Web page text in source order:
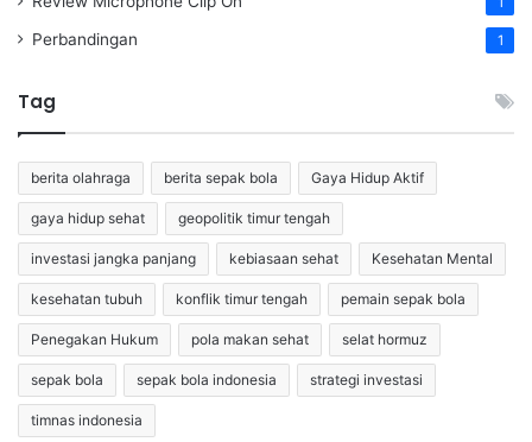
Perbandingan 1
Tag
berita olahraga berita sepak bola Gaya Hidup Aktif
gaya hidup sehat geopolitik timur tengah
investasi jangka panjang kebiasaan sehat Kesehatan Mental
kesehatan tubuh konflik timur tengah pemain sepak bola
Penegakan Hukum pola makan sehat selat hormuz
sepak bola sepak bola indonesia strategi investasi
timnas indonesia